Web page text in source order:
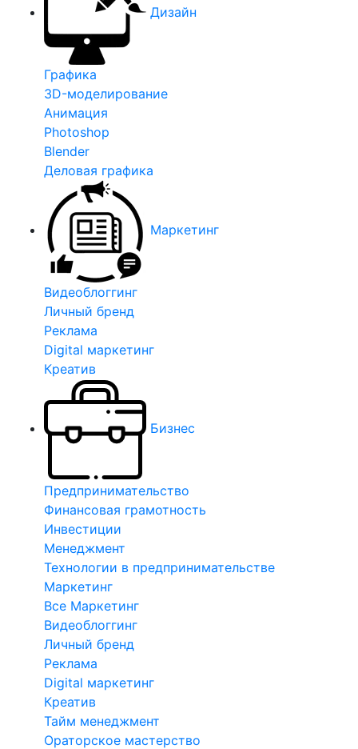
Дизайн
Графика
3D-моделирование
Анимация
Photoshop
Blender
Деловая графика
Маркетинг
Видеоблоггинг
Личный бренд
Реклама
Digital маркетинг
Креатив
Бизнес
Предпринимательство
Финансовая грамотность
Инвестиции
Менеджмент
Технологии в предпринимательстве
Маркетинг
Все Маркетинг
Видеоблоггинг
Личный бренд
Реклама
Digital маркетинг
Креатив
Тайм менеджмент
Ораторское мастерство